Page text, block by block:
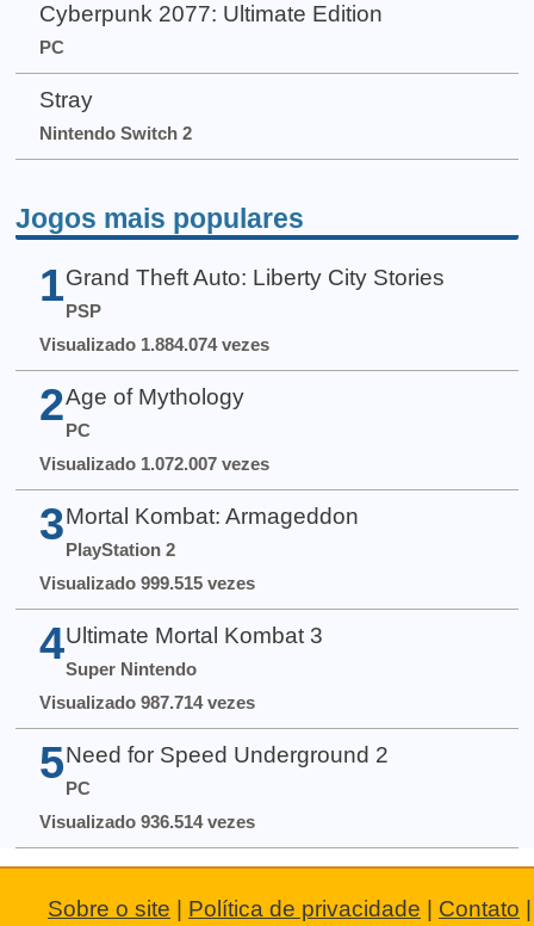
Cyberpunk 2077: Ultimate Edition
PC
Stray
Nintendo Switch 2
Jogos mais populares
1 Grand Theft Auto: Liberty City Stories
PSP
Visualizado 1.884.074 vezes
2 Age of Mythology
PC
Visualizado 1.072.007 vezes
3 Mortal Kombat: Armageddon
PlayStation 2
Visualizado 999.515 vezes
4 Ultimate Mortal Kombat 3
Super Nintendo
Visualizado 987.714 vezes
5 Need for Speed Underground 2
PC
Visualizado 936.514 vezes
Sobre o site | Política de privacidade | Contato |